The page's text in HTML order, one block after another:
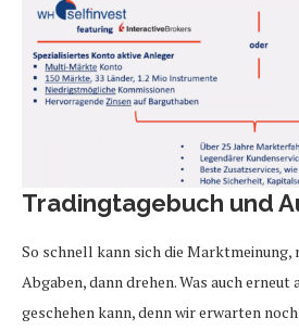
Tradingtagebuch und
So schnell kann sich die Marktmeinung,
Abgaben, dann drehen. Was auch
geschehen kann, denn wir erwarten